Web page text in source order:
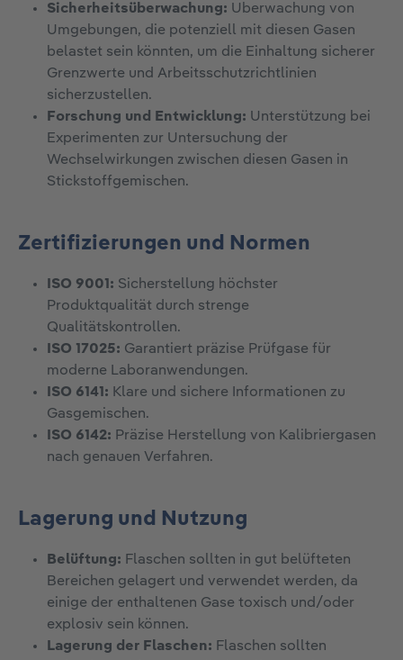
Sicherheitsüberwachung: Überwachung von
Umgebungen, die potenziell mit diesen Gasen
belastet sein könnten, um die Einhaltung sicherer
Grenzwerte und Arbeitsschutzrichtlinien
sicherzustellen.
Forschung und Entwicklung: Unterstützung bei
Experimenten zur Untersuchung der
Wechselwirkungen zwischen diesen Gasen in
Stickstoffgemischen.
Zertifizierungen und Normen
ISO 9001: Sicherstellung höchster
Produktqualität durch strenge
Qualitätskontrollen.
ISO 17025: Garantiert präzise Prüfgase für
moderne Laboranwendungen.
ISO 6141: Klare und sichere Informationen zu
Gasgemischen.
ISO 6142: Präzise Herstellung von Kalibriergasen
nach genauen Verfahren.
Lagerung und Nutzung
Belüftung: Flaschen sollten in gut belüfteten
Bereichen gelagert und verwendet werden, da
einige der enthaltenen Gase toxisch und/oder
explosiv sein können.
Lagerung der Flaschen: Flaschen sollten